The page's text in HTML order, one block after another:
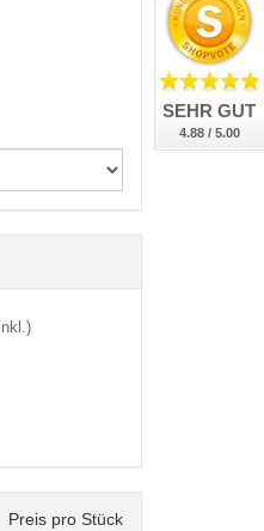
Preis pro Stück
SEHR GUT
4.88 / 5.00